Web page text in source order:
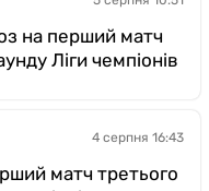
на перший матч
Ліги чемпіонів
4 серпня 16:43
матч третього